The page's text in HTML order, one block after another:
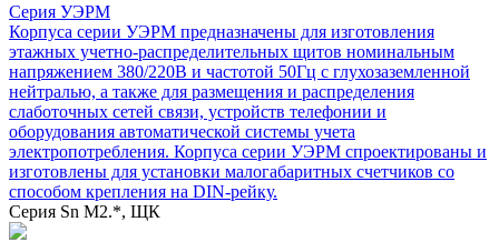
Серия УЭРМ
Корпуса серии УЭРМ предназначены для изготовления
этажных учетно-распределительных щитов номинальным
напряжением 380/220В и частотой 50Гц с глухозаземленной
нейтралью, а также для размещения и распределения
слаботочных сетей связи, устройств телефонии и
оборудования автоматической системы учета
электропотребления. Корпуса серии УЭРМ спроектированы и
изготовлены для установки малогабаритных счетчиков со
способом крепления на DIN-рейку.
Серия Sn М2.*, ЩК